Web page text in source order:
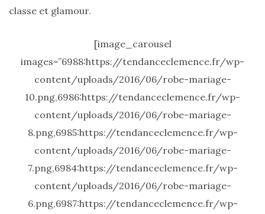
Les
2026
sélection
chic
pratique
quotidien
09/05/2026
classe et glamour.
[image_carousel
images=”6988:https://tendanceclemence.fr/wp-
content/uploads/2016/06/robe-mariage-
10.png,6986:https://tendanceclemence.fr/wp-
content/uploads/2016/06/robe-mariage-
8.png,6985:https://tendanceclemence.fr/wp-
content/uploads/2016/06/robe-mariage-
7.png,6984:https://tendanceclemence.fr/wp-
content/uploads/2016/06/robe-mariage-
6.png,6987:https://tendanceclemence.fr/wp-